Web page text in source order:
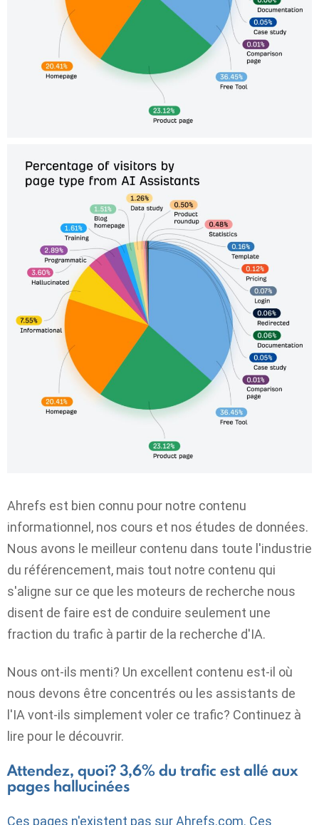
Ahrefs est bien connu pour notre contenu
informationnel, nos cours et nos études de données.
Nous avons le meilleur contenu dans toute l'industrie
du référencement, mais tout notre contenu qui
s'aligne sur ce que les moteurs de recherche nous
disent de faire est de conduire seulement une
fraction du trafic à partir de la recherche d'IA.
Nous ont-ils menti? Un excellent contenu est-il où
nous devons être concentrés ou les assistants de
l'IA vont-ils simplement voler ce trafic? Continuez à
lire pour le découvrir.
Attendez, quoi? 3,6% du trafic est allé aux
pages hallucinées
Ces pages n'existent pas surAhrefs.com. Ces